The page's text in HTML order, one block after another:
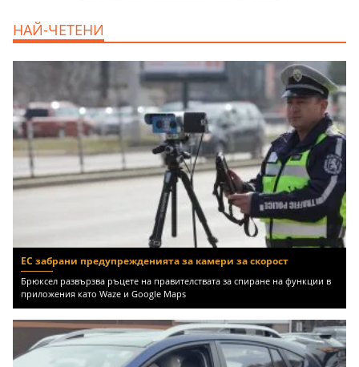
НАЙ-ЧЕТЕНИ
ЕС забрани предупрежденията за камери за скорост
Брюксел развързва ръцете на правителствата за спиране на функции в
приложения като Waze и Google Maps